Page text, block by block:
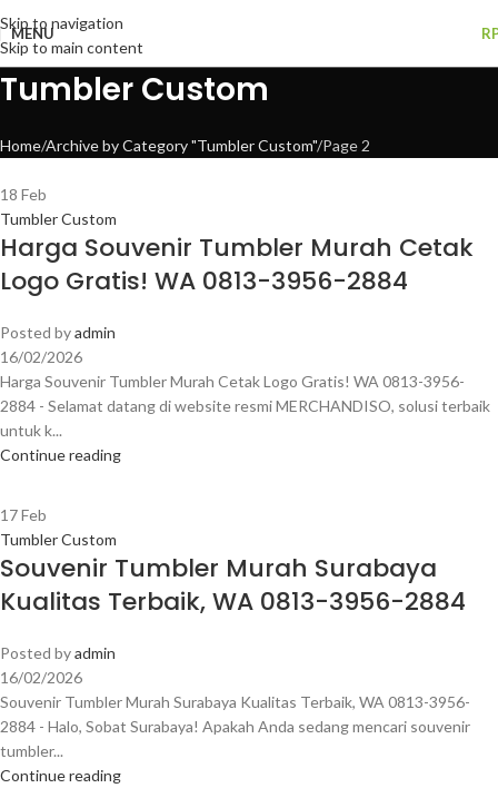
Skip to navigation
Skip to main content
MENU
Tumbler Custom
Home Archive by Category "Tumbler Custom" Page 2
18 Feb
Tumbler Custom
Harga Souvenir Tumbler Murah Cetak
Logo Gratis! WA 0813-3956-2884
Posted byadmin
16/02/2026
Harga Souvenir Tumbler Murah Cetak Logo Gratis! WA 0813-3956-
2884 - Selamat datang di website resmi MERCHANDISO, solusi terbaik
untuk k...
Continue reading
17Feb
Tumbler Custom
Souvenir Tumbler Murah Surabaya
Kualitas Terbaik, WA 0813-3956-2884
Posted byadmin
16/02/2026
Souvenir Tumbler Murah Surabaya Kualitas Terbaik, WA 0813-3956-
2884 - Halo, Sobat Surabaya! Apakah Anda sedang mencari souvenir
tumbler...
Continue reading